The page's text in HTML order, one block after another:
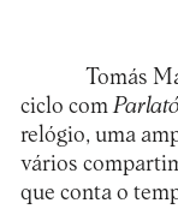
Tomás
ciclo com
relógio, uma
vários
que conta o